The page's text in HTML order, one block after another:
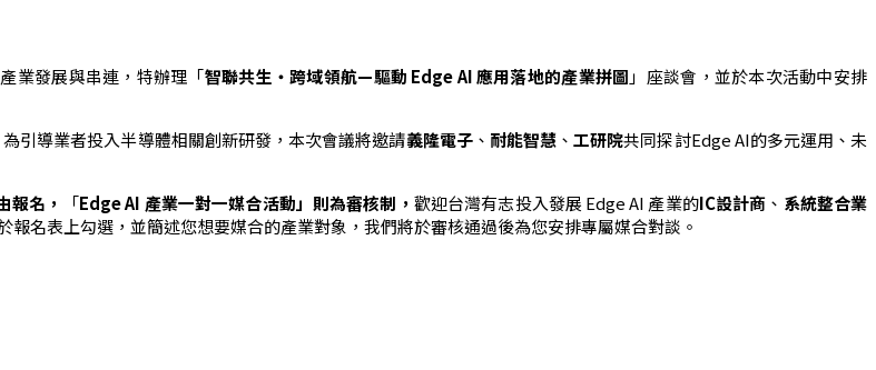
業發展與串連，特辦理「智聯共生・跨域領航—驅動 Edge AI應用落地的產業拼圖 」座談會，並於本次活動中安排
引導業者投入半導體相關創新研發，本次會議將邀請義隆電子、 耐能智慧 、工研院共同探討Edge AI的多元運用、未
報名， 「Edge AI 產業一對一媒合活動」則為審核制， 歡迎台灣有志投入發展 Edge AI 產業的IC設計商 、 系統整合業
報名表上勾選，並簡述您想要媒合的產業對象，我們將於審核通過後為您安排專屬媒合對談。